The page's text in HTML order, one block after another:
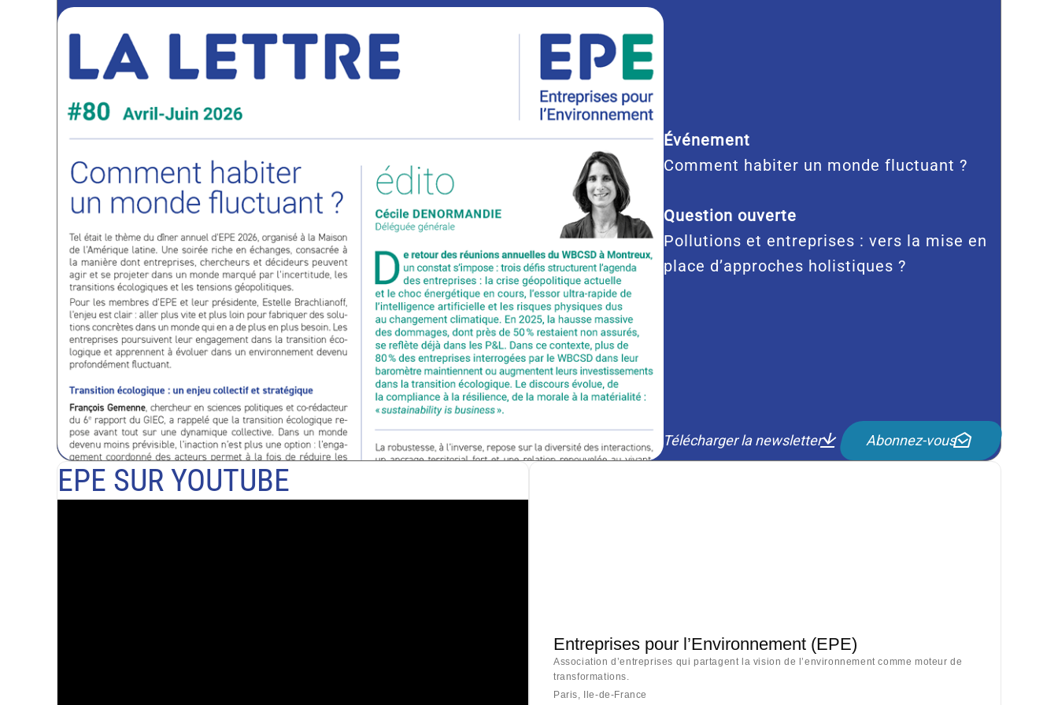
Événement
Comment habiter un monde fluctuant ?
Question ouverte
Pollutions et entreprises : vers la mise en
place d’approches holistiques ?
Télécharger la newsletter Abonnez-vous
EPE SUR YOUTUBE
Entreprises pour l’Environnement (EPE)
Association d’entreprises qui partagent la vision de l’environnement comme moteur de
transformations.
Paris, Ile-de-France